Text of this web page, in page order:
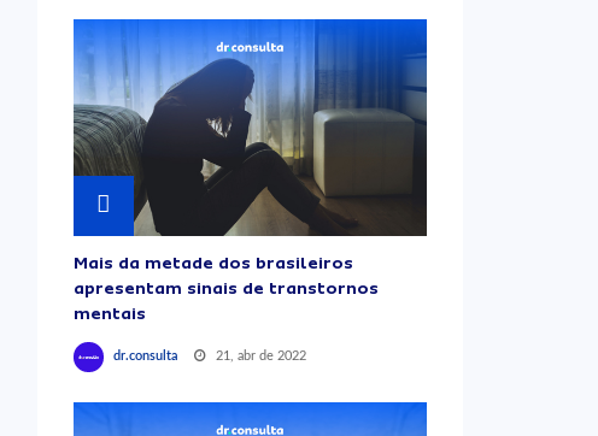
Mais da metade dos brasileiros
apresentam sinais de transtornos
mentais
dr.consulta 21, abr de 2022